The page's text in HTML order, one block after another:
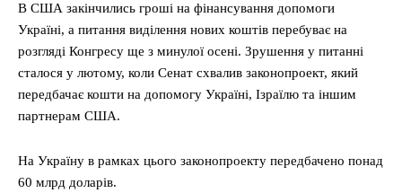
В США закінчились гроші на фінансування допомоги
Україні, а питання виділення нових коштів перебуває на
розгляді Конгресу ще з минулої осені. Зрушення у питанні
сталося у лютому, коли Сенат схвалив законопроект, який
передбачає кошти на допомогу Україні, Ізраїлю та іншим
партнерам США.
На Україну в рамках цього законопроекту передбачено понад
60 млрд доларів.